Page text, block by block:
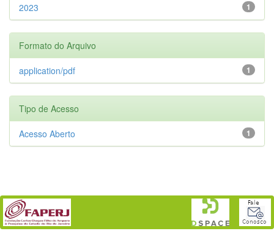
1
2023
Formato do Arquivo
1
application/pdf
Tipo de Acesso
1
Acesso Aberto